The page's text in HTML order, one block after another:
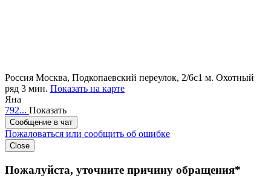
Россия Москва, Подкопаевский переулок, 2/6с1 м. Охотный
ряд 3 мин. Показать на карте
Яна
792... Показать
Сообщение в чат
Пожаловаться или сообщить об ошибке
Close
Пожалуйста, уточните причину обращения*